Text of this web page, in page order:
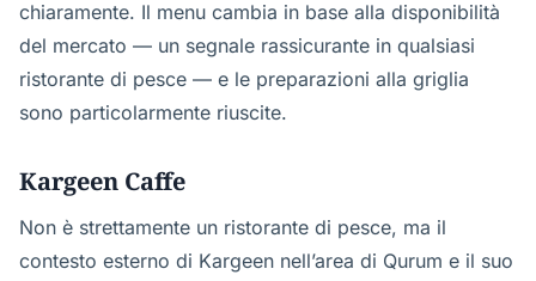
chiaramente. Il menu cambia in base alla disponibilità
del mercato — un segnale rassicurante in qualsiasi
ristorante di pesce — e le preparazioni alla griglia
sono particolarmente riuscite.
Kargeen Caffe
Non è strettamente un ristorante di pesce, ma il
contesto esterno di Kargeen nell’area di Qurum e il suo